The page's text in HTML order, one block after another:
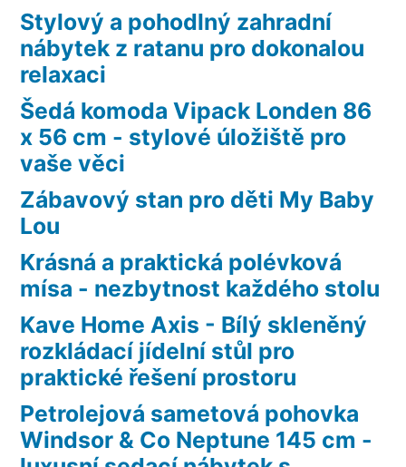
Stylový a pohodlný zahradní
nábytek z ratanu pro dokonalou
relaxaci
Šedá komoda Vipack Londen 86
x 56 cm - stylové úložiště pro
vaše věci
Zábavový stan pro děti My Baby
Lou
Krásná a praktická polévková
mísa - nezbytnost každého stolu
Kave Home Axis - Bílý skleněný
rozkládací jídelní stůl pro
praktické řešení prostoru
Petrolejová sametová pohovka
Windsor & Co Neptune 145 cm -